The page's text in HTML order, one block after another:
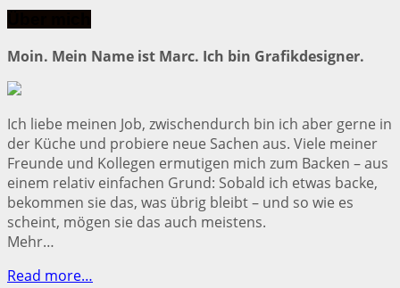
Moin. Mein Name ist Marc. Ich bin Grafikdesigner.
Ich liebe meinen Job, zwischendurch bin ich aber gerne in
der Küche und probiere neue Sachen aus. Viele meiner
Freunde und Kollegen ermutigen mich zum Backen – aus
einem relativ einfachen Grund: Sobald ich etwas backe,
bekommen sie das, was übrig bleibt – und so wie es
scheint, mögen sie das auch meistens.
Mehr…
Read more…